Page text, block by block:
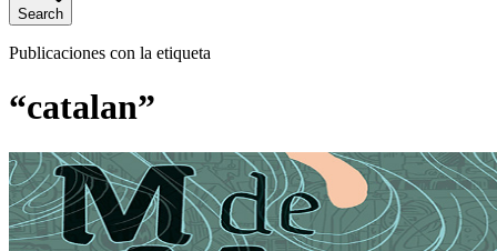
Search
Publicaciones con la etiqueta
“catalan”